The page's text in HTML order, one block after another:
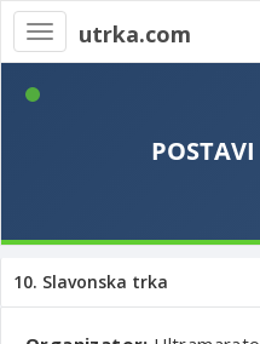
Toggle
navigation
utrka.com
10. Slavonska trka